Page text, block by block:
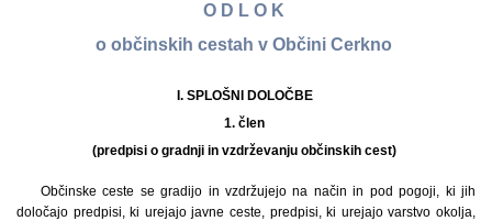
O D L O K
o občinskih cestah v Občini Cerkno
I. SPLOŠNI DOLOČBE
1. člen
(predpisi o gradnji in vzdrževanju občinskih cest)
Občinske ceste se gradijo in vzdržujejo na način in pod pogoji, ki jih
določajo predpisi, ki urejajo javne ceste, predpisi, ki urejajo varstvo okolja,